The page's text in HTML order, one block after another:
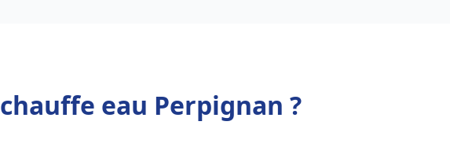
eau Perpignan ?